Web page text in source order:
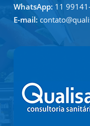
WhatsApp:11
E-mail: